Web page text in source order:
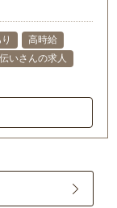
高時給
いさんの求人